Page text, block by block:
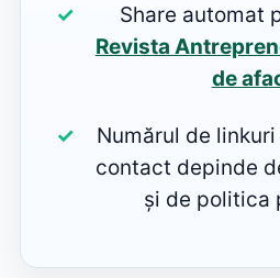
Share automat
Revista
de
Numărul de
contact depinde
și de politica